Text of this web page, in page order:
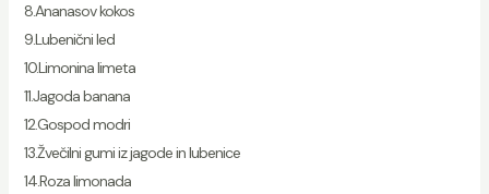
8.Ananasov kokos
9.Lubenični led
10.Limonina limeta
11.Jagoda banana
12.Gospod modri
13.Žvečilni gumi iz jagode in lubenice
14.Roza limonada